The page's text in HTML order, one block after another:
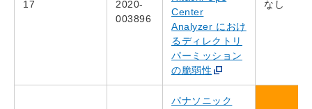
17
2020-
003896
Center
Analyzer におけ
るディレクトリ
パーミッション
の脆弱性
なし
パナソニック